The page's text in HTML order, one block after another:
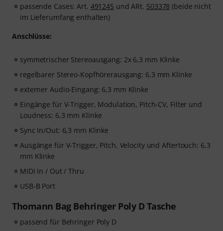
passende Cases: Art. 491245 und ARt. 503378 (beide nicht
im Lieferumfang enthalten)
Anschlüsse:
symmetrischer Stereoausgang: 2x 6,3 mm Klinke
regelbarer Stereo-Kopfhörerausgang: 6,3 mm Klinke
externer Audio-Eingang: 6,3 mm Klinke
Eingänge für V-Trigger, Modulation, Pitch-CV, Filter und
Loudness: 6,3 mm Klinke
Sync In/Out: 6,3 mm Klinke
Ausgänge für V-Trigger, Pitch, Velocity und Aftertouch: 6,3
mm Klinke
MIDI In / Out / Thru
USB-B Port
Thomann Bag Behringer Poly D Tasche
passend für Behringer Poly D